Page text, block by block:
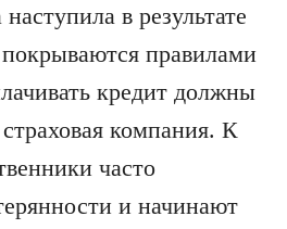
в результате
правилами
кредит должны
компания. К
часто
и начинают